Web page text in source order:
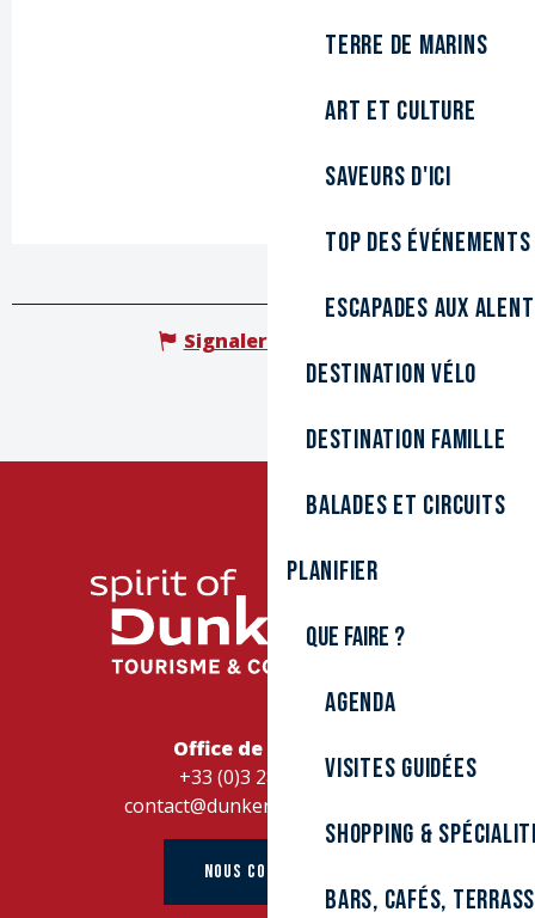
Terre de marins
Art et culture
Saveurs d'ici
Top des événements
Escapades aux
Destination Vélo
Destination Famille
Balades et circuits
Planifier
Que faire ?
Agenda
Visites guidées
Shopping &
Bars, cafés,
Signaler une erreur
Office de Tourisme
+33 (0)3 28 26 27 28
contact@dunkerque-tourisme.fr
NOUS CONTACTER